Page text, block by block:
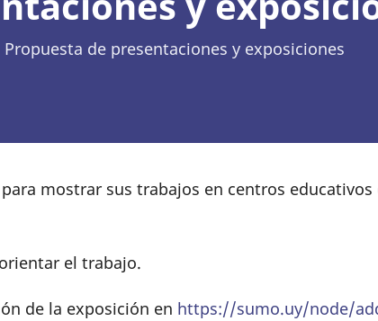
Propuesta de presentaciones y exposiciones
mostrar sus trabajos en centros educativos
el trabajo.
de la exposición en https://sumo.uy/node/